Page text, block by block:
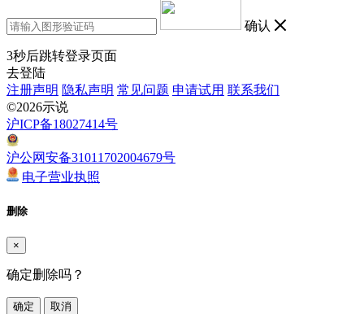
确认
3秒后跳转登录页面
去登陆
注册声明 隐私声明 常见问题 申请试用 联系我们
©2026示说
沪ICP备18027414号
沪公网安备31011702004679号
电子营业执照
删除
×
确定删除吗？
确定 取消